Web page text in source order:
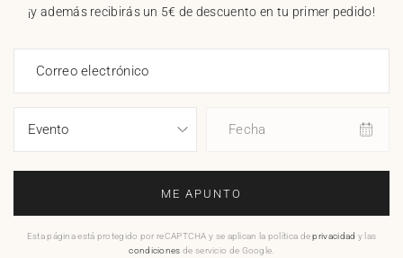
¡y además recibirás un 5€ de descuento en tu primer pedido!
Correo electrónico
Fecha
ME APUNTO
Esta página está protegido por reCAPTCHA y se aplican la política deprivacidad y las
condiciones de servicio de Google.